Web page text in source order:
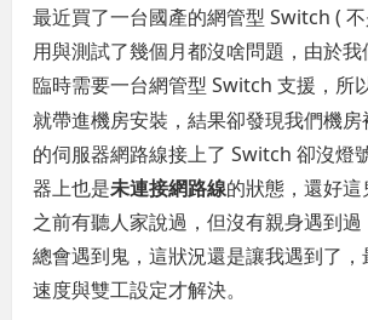
最近買了一台國產的網管型 Switch (
用與測試了幾個月都沒啥問題，由於
臨時需要一台網管型 Switch 支援，所
就帶進機房安裝，結果卻發現我們機
的伺服器網路線接上了 Switch 卻沒燈
器上也是未連接網路線的狀態，還好
之前有聽人家說過，但沒有親身遇到
總會遇到鬼，這狀況還是讓我遇到了
速度與雙工設定才解決。